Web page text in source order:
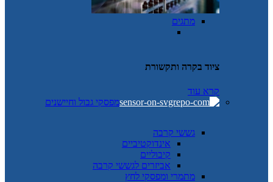
מתגים
ציוד בקרה ותקשורת
קרא עוד
מפסקי גבול וחיישנים
גששי קרבה
אינדוקטיביים
קיבוליים
אביזרים לגששי קרבה
מתמרי ומפסקי לחץ